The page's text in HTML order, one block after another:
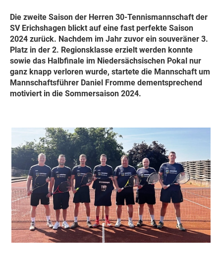
Die zweite Saison der Herren 30-Tennismannschaft der
SV Erichshagen blickt auf eine fast perfekte Saison
2024 zurück. Nachdem im Jahr zuvor ein souveräner 3.
Platz in der 2. Regionsklasse erzielt werden konnte
sowie das Halbfinale im Niedersächsischen Pokal nur
ganz knapp verloren wurde, startete die Mannschaft um
Mannschaftsführer Daniel Fromme dementsprechend
motiviert in die Sommersaison 2024.